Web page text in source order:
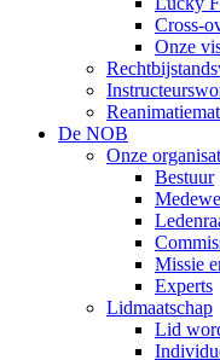
Cross-
Onze
De NOB
Onze
Bestuur
Missie
Experts
Lidmaatschap
Lid